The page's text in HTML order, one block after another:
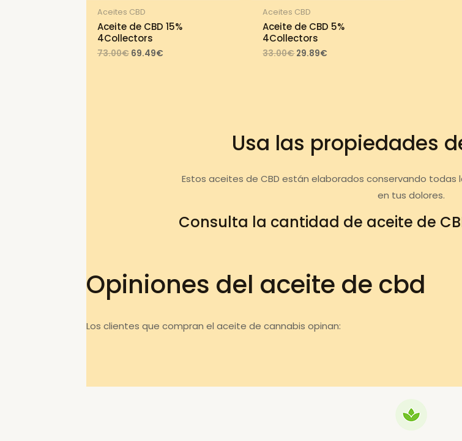
Aceites CBD
Aceite de CBD 15%
4Collectors
73.00€ Original
69.49€Current
Aceites CBD
Aceite de CBD 5%
4Collectors
33.00€Original
29.89€
Usa las propiedades
Estos aceites de CBD están elaborados conservando
en tus dolores.
Consulta la cantidad de aceite de
Opiniones del aceite de cbd
Los clientes que compran el aceite de cannabis opinan: